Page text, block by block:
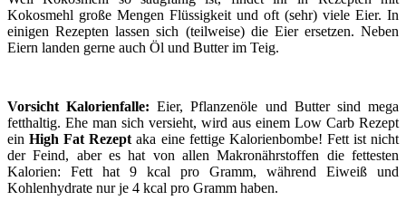
Kokosmehl große Mengen Flüssigkeit und oft (sehr) viele Eier. In
einigen Rezepten lassen sich (teilweise) die Eier ersetzen. Neben
Eiern landen gerne auch Öl und Butter im Teig.
Vorsicht Kalorienfalle: Eier, Pflanzenöle und Butter sind mega
fetthaltig. Ehe man sich versieht, wird aus einem Low Carb Rezept
einHigh Fat Rezept aka eine fettige Kalorienbombe! Fett ist nicht
der Feind, aber es hat von allen Makronährstoffen die fettesten
Kalorien: Fett hat 9 kcal pro Gramm, während Eiweiß und
Kohlenhydrate nur je 4 kcal pro Gramm haben.